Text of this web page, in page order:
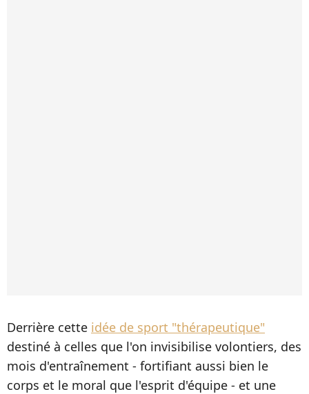
Derrière cette idée de sport "thérapeutique"
destiné à celles que l'on invisibilise volontiers, des
mois d'entraînement - fortifiant aussi bien le
corps et le moral que l'esprit d'équipe - et une